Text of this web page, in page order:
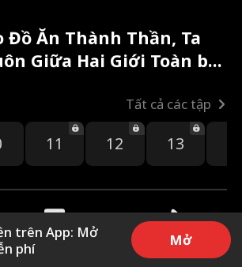
Đồ Ăn Thành Thần, Ta
Giữa Hai Giới Toàn bộ
Tất cả các tập
11 12 13
Chia sẻ
trên App: Mở
phí
Mở